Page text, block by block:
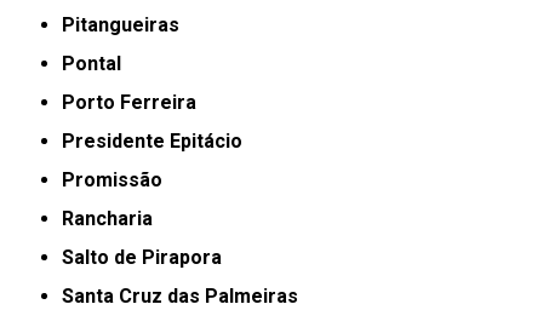
Pitangueiras
Pontal
Porto Ferreira
Presidente Epitácio
Promissão
Rancharia
Salto de Pirapora
Santa Cruz das Palmeiras